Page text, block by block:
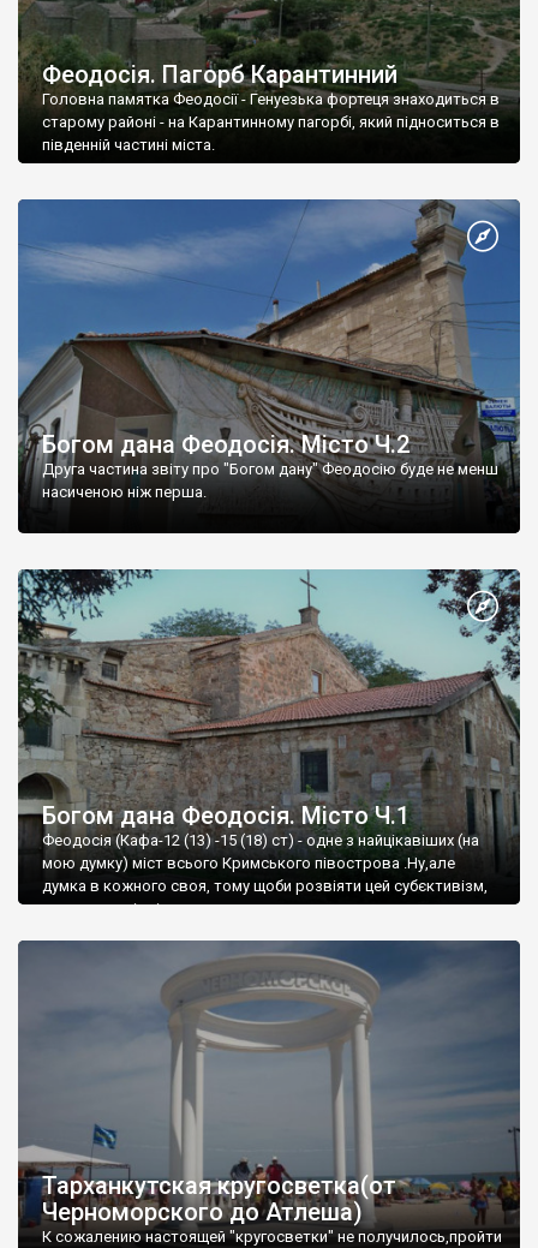
Феодосія. Пагорб Карантинний
Головна памятка Феодосії - Генуезька фортеця знаходиться в
старому районі - на Карантинному пагорбі, який підноситься в
південній частині міста.
Богом дана Феодосія. Місто Ч.2
Друга частина звіту про "Богом дану" Феодосію буде не менш
насиченою ніж перша.
Богом дана Феодосія. Місто Ч.1
Феодосія (Кафа-12 (13) -15 (18) ст) - одне з найцікавіших (на
мою думку) міст всього Кримського півострова .Ну,але
думка в кожного своя, тому щоби розвіяти цей субєктивізм,
запрошую відвідати це
Тарханкутская кругосветка(от
Черноморского до Атлеша)
К сожалению настоящей "кругосветки" не получилось,пройти